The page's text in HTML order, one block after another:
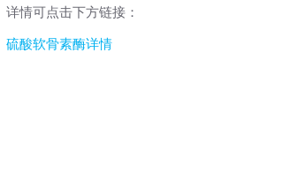
详情可点击下方链接：
硫酸软骨素酶详情